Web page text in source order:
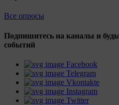
Все опросы
Подпишитесь на каналы и
событий
Facebook
Telegram
Vkontakte
Instagram
Twitter